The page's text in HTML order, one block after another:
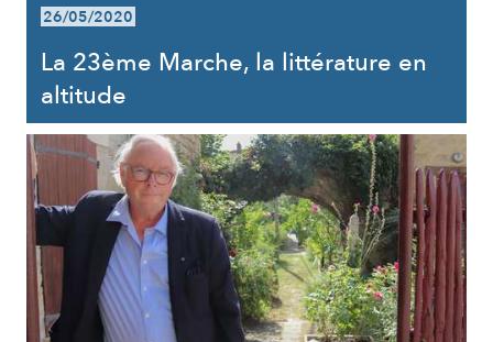
26/05/2020
La 23ème Marche, la littérature en
altitude